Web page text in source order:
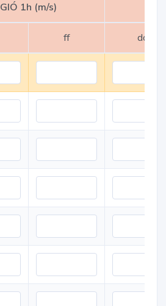
GIÓ 1h (m/s)
ff dd